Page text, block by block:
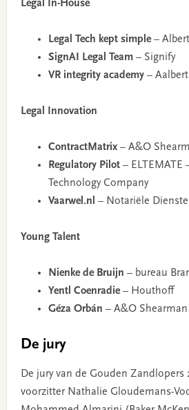
Legal In-House
Legal Tech kept simple–
SignAI Legal Team– Signify
VR integrity academy–
Legal Innovation
ContractMatrix– A&O
Regulatory Pilot– ELTEMATE
Technology Company
Vaarwel.nl – Notariële
Young Talent
Nienke de Bruijn – bureau
Yentl Coenradie– Houthoff
Géza Orbán – A&O Shearman
De jury
De jury van de Gouden Zandlopers
voorzitter Nathalie Gloudemans-